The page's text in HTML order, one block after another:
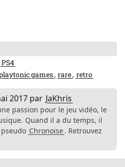
PS4
games rare retro
2017 par JaKhris
passion pour le jeu vidéo, le
Quand il a du temps, il
Chronoise. Retrouvez